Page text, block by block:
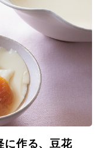
に作る、豆花